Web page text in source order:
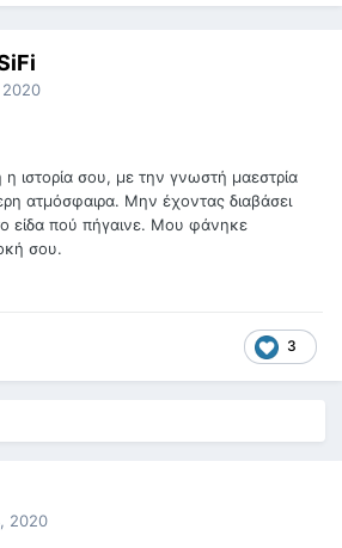
ιστορία σου, με την γνωστή μαεστρία
ατμόσφαιρα. Μην έχοντας διαβάσει
είδα πού πήγαινε. Μου φάνηκε
σου.
3
2020